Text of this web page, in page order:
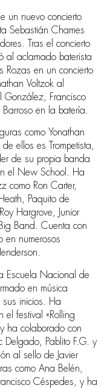
un nuevo concierto
Sebastián Chames
Tras el concierto
al aclamado baterista
Rozas en un concierto
Voltzok al
González, Francisco
Barroso en la batería.
como Yonathan
ellos es Trompetista,
de su propia banda
el New School. Ha
como Ron Carter,
Paquito de
Hargrove, Junior
Band. Cuenta con
en numerosos
Escuela Nacional de
en música
inicios. Ha
el festival «Rolling
ha colaborado con
Delgado, Pablito F.G. y
al sello de Javier
como Ana Belén,
Céspedes, y ha